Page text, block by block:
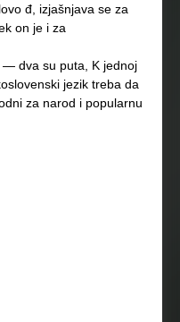
đ, izjašnjava se za
on je i za
— dva su puta, K jednoj
jezik treba da
za narod i popularnu